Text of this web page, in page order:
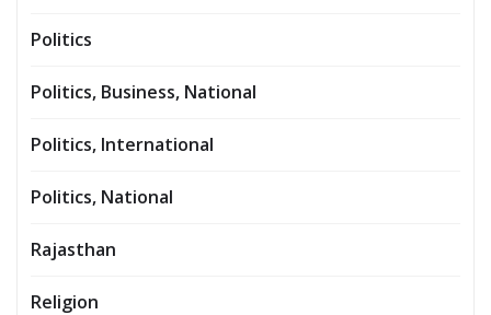
Politics
Politics, Business, National
Politics, International
Politics, National
Rajasthan
Religion